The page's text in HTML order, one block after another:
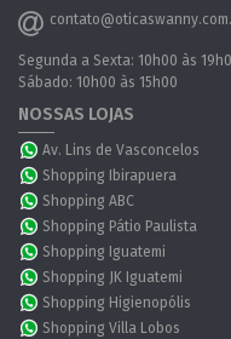
Segunda a Sexta: 10h00 às
Sábado: 10h00 às 15h00
NOSSAS LOJAS
Av. Lins de Vasconcelos
Shopping Ibirapuera
Shopping ABC
Shopping Pátio Paulista
Shopping Iguatemi
Shopping JK Iguatemi
Shopping Higienopólis
Shopping Villa Lobos